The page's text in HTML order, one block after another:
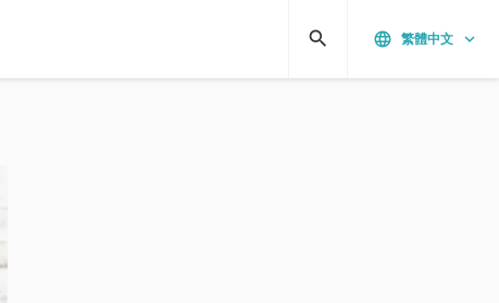
language 繁體中文 keyboard_arrow_down
search